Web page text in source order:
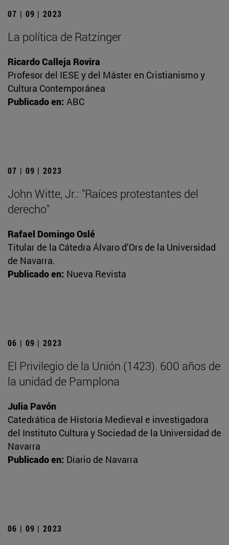
07 | 09 | 2023
La política de Ratzinger
Ricardo Calleja Rovira
Profesor del IESE y del Máster en Cristianismo y
Cultura Contemporánea
Publicado en: ABC
07 | 09 | 2023
John Witte, Jr.: "Raíces protestantes del
derecho"
Rafael Domingo Oslé
Titular de la Cátedra Álvaro d’Ors de la Universidad
de Navarra.
Publicado en: Nueva Revista
06 | 09 | 2023
El Privilegio de la Unión (1423). 600 años de
la unidad de Pamplona
Julia Pavón
Catedrática de Historia Medieval e investigadora
del Instituto Cultura y Sociedad de la Universidad de
Navarra
Publicado en: Diario de Navarra
06 | 09 | 2023